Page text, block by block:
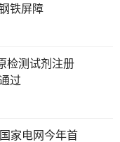
铁屏障
检测试剂注册
过
家电网今年首